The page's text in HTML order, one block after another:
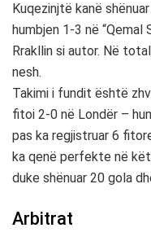
Kuqezinjtë kanë
humbjen 1-3 në
Rrakllin si autor. Në
nesh.
Takimi i fundit është
fitoi 2-0 në Londër –
pas ka regjistruar 6
ka qenë perfekte në
duke shënuar 20 gola
Arbitrat